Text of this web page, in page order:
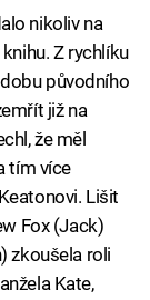
nikoliv na
Z rychlíku
původního
již na
že měl
tím více
Lišit
Fox (Jack)
zkoušela roli
Kate,